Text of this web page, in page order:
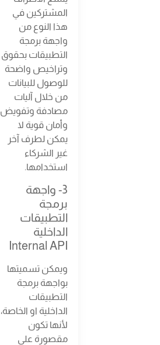
المشتركين في
هذا النوع من
واجهة برمجة
التطبيقات بحقوق
وتراخيص واضحة
للوصول للبيانات
من خلال آليات
مصادفة وتفويض
وأمان قوية لا
يمكن لطرف آخر
غير الشركاء
استخدامها.
3- واجهة
برمجة
التطبيقات
الداخلية
Internal API
ويمكن تسميتها
بواجهة برمجة
التطبيقات
الداخلية او الخاصة،
لأنها تكون
مقصورة على